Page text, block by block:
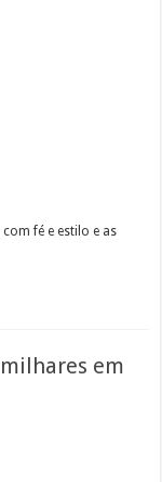
fé e estilo e as
em